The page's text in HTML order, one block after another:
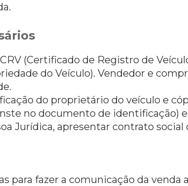
(Certificado de Registro de
do Veículo). Vendedor e
do proprietário do veículo e
no documento de identificação)
Jurídica, apresentar contrato
para fazer a comunicação da venda